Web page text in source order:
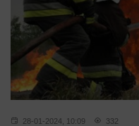
28-01-2024, 10:09 332